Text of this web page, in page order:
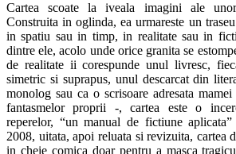
Cartea scoate la iveala imagini ale
Construita in oglinda, ea urmareste un
in spatiu sau in timp, in realitate sau in
dintre ele, acolo unde orice granita se
de realitate ii corespunde unul livresc,
simetric si suprapus, unul descarcat din
monolog sau ca o scrisoare adresata
fantasmelor proprii -, cartea este o
reperelor, “un manual de fictiune
2008, uitata, apoi reluata si revizuita, cartea
in cheie comica doar pentru a masca